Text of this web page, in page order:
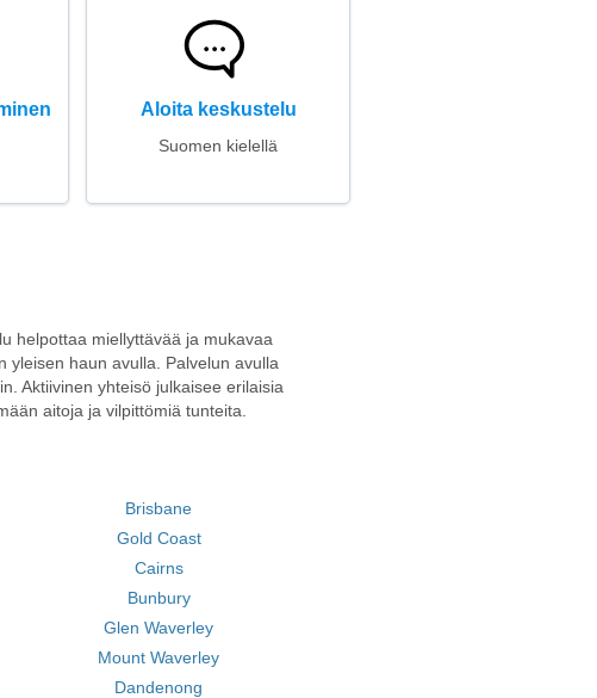
Aloita keskustelu
Suomen kielellä
helpottaa miellyttävää ja mukavaa
yleisen haun avulla. Palvelun avulla
Aktiivinen yhteisö julkaisee erilaisia
aitoja ja vilpittömiä tunteita.
Brisbane
Gold Coast
Cairns
Bunbury
Glen Waverley
Mount Waverley
Dandenong